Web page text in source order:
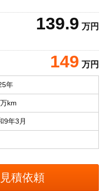
139.9 万円
149 万円
年
km
9年3月